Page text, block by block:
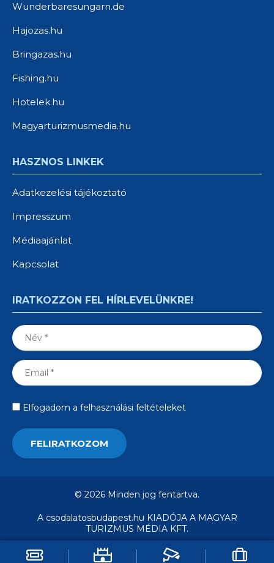
Wunderbaresungarn.de
Hajozas.hu
Bringazas.hu
Fishing.hu
Hotelek.hu
Magyarturizmusmedia.hu
HASZNOS LINKEK
Adatkezelési tájékoztató
Impresszum
Médiaajánlat
Kapcsolat
IRATKOZZON FEL HÍRLEVELÜNKRE!
Elfogadom a felhasználási feltételeket
© 2026 Minden jog fentartva.
A csodalatosbudapest.hu KIADÓJA A MAGYAR
TURIZMUS MÉDIA KFT.